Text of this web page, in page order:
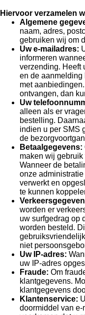
Hiervoor verzamelen
Algemene
naam, adres,
gebruiken wij om
Uw e-mailadres:
informeren
verzending. Heeft
en de aanmelding
met
ontvangen, dan
Uw
alleen als er
bestelling.
indien u per SMS
de
Betaalgegevens:
maken wij
Wanneer de
onze
verwerkt en
te kunnen
worden er
uw surfgedrag op
worden besteld.
niet
Uw IP-adres:
uw IP-adres
Fraude: Om
klantgegevens.
klantgegevens
Klantenservice:
doormiddel van e-